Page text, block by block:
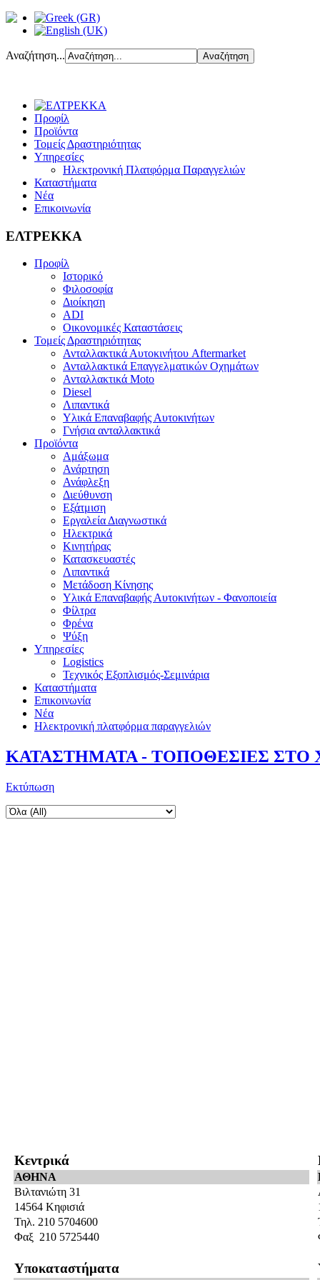
Αναζήτηση...
Προφίλ
Προϊόντα
Τομείς Δραστηριότητας
Υπηρεσίες
Ηλεκτρονική Πλατφόρμα Παραγγελιών
Καταστήματα
Νέα
Επικοινωνία
ΕΛΤΡΕΚΚΑ
Προφίλ
Ιστορικό
Φιλοσοφία
Διοίκηση
ADI
Οικονομικές Καταστάσεις
Τομείς Δραστηριότητας
Ανταλλακτικά Αυτοκινήτου Aftermarket
Ανταλλακτικά Επαγγελματικών Οχημάτων
Ανταλλακτικά Moto
Diesel
Λιπαντικά
Υλικά Επαναβαφής Αυτοκινήτων
Γνήσια ανταλλακτικά
Προϊόντα
Αμάξωμα
Ανάρτηση
Ανάφλεξη
Διεύθυνση
Εξάτμιση
Εργαλεία Διαγνωστικά
Ηλεκτρικά
Κινητήρας
Κατασκευαστές
Λιπαντικά
Μετάδοση Κίνησης
Υλικά Επαναβαφής Αυτοκινήτων - Φανοποιεία
Φίλτρα
Φρένα
Ψύξη
Υπηρεσίες
Logistics
Τεχνικός Εξοπλισμός-Σεμινάρια
Καταστήματα
Επικοινωνία
Νέα
Ηλεκτρονική πλατφόρμα παραγγελιών
ΚΑΤΑΣΤΗΜΑΤΑ - ΤΟΠΟΘΕΣΙΕΣ ΣΤΟ
Εκτύπωση
Κεντρικά
ΑΘΗΝΑ
Βιλτανιώτη 31
14564 Κηφισιά
Τηλ. 210 5704600
Φαξ 210 5725440
Υποκαταστήματα